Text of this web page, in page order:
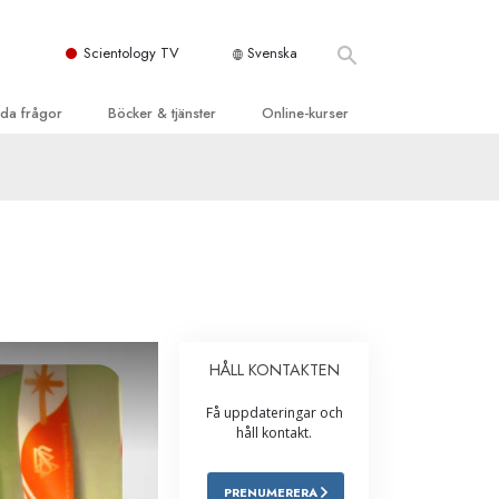
Scientology TV Svenska
frågor Böcker & tjänster
tjänster
Online-kurser
Integritet och ärlighet
Den emotionella Tonskalan
HÅLL KONTAKTEN
Få uppdateringar och
håll kontakt.
PRENUMERERA